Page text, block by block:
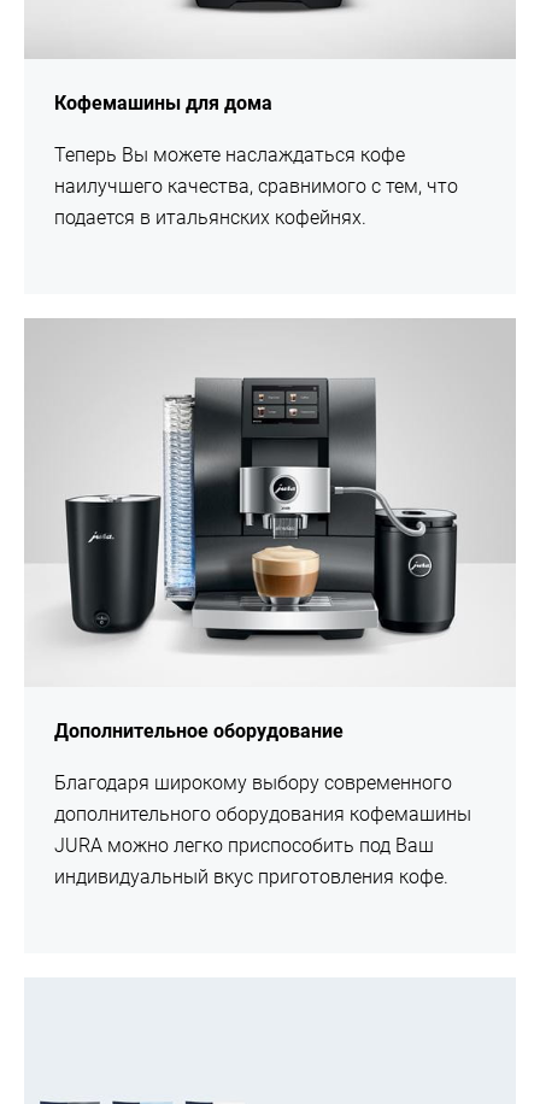
Кофемашины для дома
Теперь Вы можете наслаждаться кофе
наилучшего качества, сравнимого с тем, что
подается в итальянских кофейнях.
Дополнительное оборудование
Благодаря широкому выбору современного
дополнительного оборудования кофемашины
JURA можно легко приспособить под Ваш
индивидуальный вкус приготовления кофе.